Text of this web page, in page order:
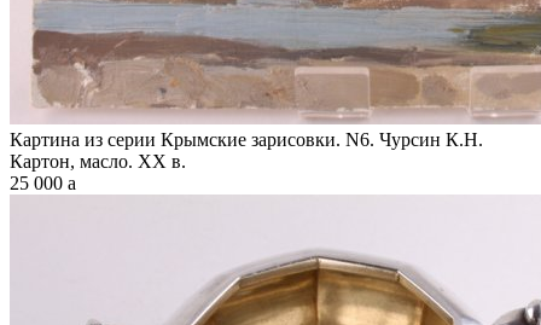
Картина из серии Крымские зарисовки. N6. Чурсин К.Н.
Картон, масло. XX в.
25 000 a